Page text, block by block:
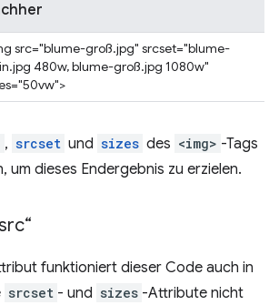
src="blume-groß.jpg" srcset="blume-
480w, blume-groß.jpg 1080w"
, srcset und sizes des <img> -Tags
um dieses Endergebnis zu erzielen.
funktioniert dieser Code auch in
srcset - und sizes -Attribute nicht